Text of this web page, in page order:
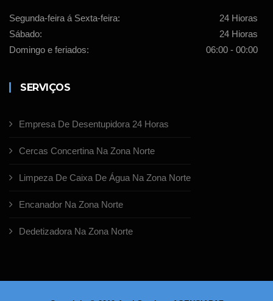
Segunda-feira á Sexta-feira:
24 Hioras
Sábado:
24 Hioras
Domingo e feriados:
06:00 - 00:00
SERVIÇOS
Empresa De Desentupidora 24 Horas
Cercas Concertina Na Zona Norte
Limpeza De Caixa De Água Na Zona Norte
Encanador Na Zona Norte
Dedetizadora Na Zona Norte